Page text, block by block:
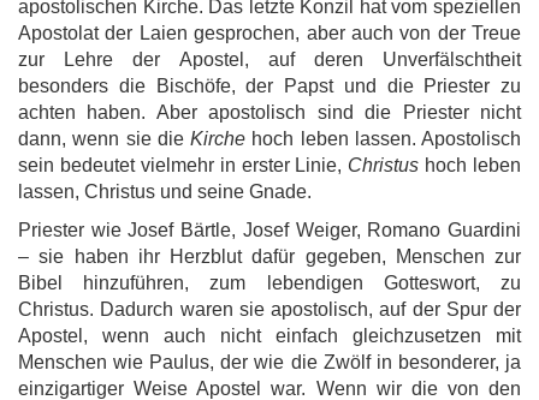
apostolischen Kirche. Das letzte Konzil hat vom speziellen
Apostolat der Laien gesprochen, aber auch von der Treue
zur Lehre der Apostel, auf deren Unverfälschtheit
besonders die Bischöfe, der Papst und die Priester zu
achten haben. Aber apostolisch sind die Priester nicht
dann, wenn sie die Kirche hoch leben lassen. Apostolisch
sein bedeutet vielmehr in erster Linie, Christus hoch leben
lassen, Christus und seine Gnade.
Priester wie Josef Bärtle, Josef Weiger, Romano Guardini
– sie haben ihr Herzblut dafür gegeben, Menschen zur
Bibel hinzuführen, zum lebendigen Gotteswort, zu
Christus. Dadurch waren sie apostolisch, auf der Spur der
Apostel, wenn auch nicht einfach gleichzusetzen mit
Menschen wie Paulus, der wie die Zwölf in besonderer, ja
einzigartiger Weise Apostel war. Wenn wir die von den